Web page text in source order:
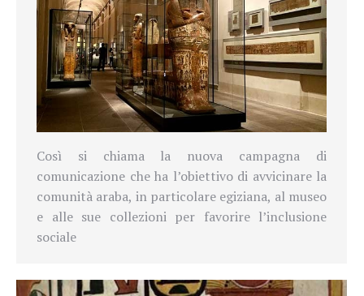
Così si chiama la nuova campagna di
comunicazione che ha l’obiettivo di avvicinare la
comunità araba, in particolare egiziana, al museo
e alle sue collezioni per favorirel’inclusione
sociale